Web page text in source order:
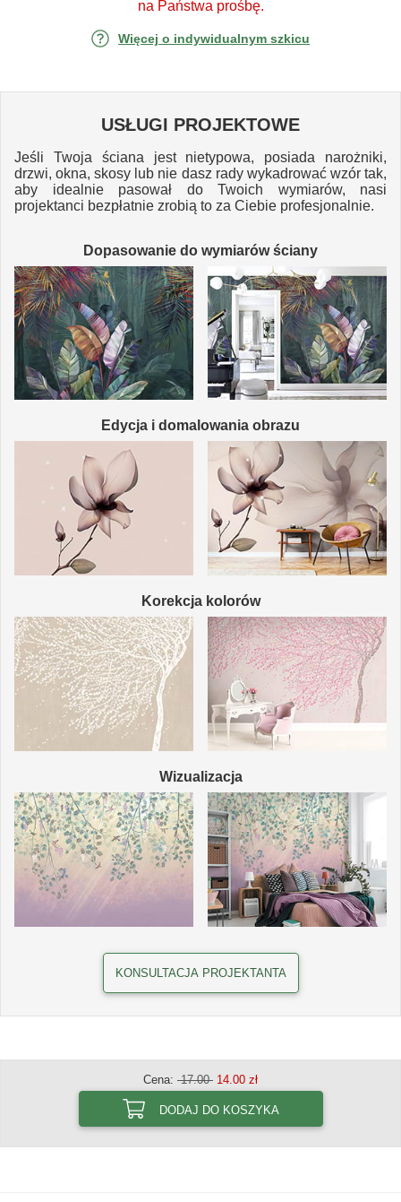
na Państwa prośbę.
Więcej o indywidualnym szkicu
USŁUGI PROJEKTOWE
Jeśli Twoja ściana jest nietypowa, posiada narożniki,
drzwi, okna, skosy lub nie dasz rady wykadrować wzór tak,
aby idealnie pasował do Twoich wymiarów, nasi
projektanci bezpłatnie zrobią to za Ciebie profesjonalnie.
Dopasowanie do wymiarów ściany
Edycja i domalowania obrazu
Korekcja kolorów
Wizualizacja
KONSULTACJA PROJEKTANTA
Cena: 17.00 14.00 zł
DODAJ DO KOSZYKA